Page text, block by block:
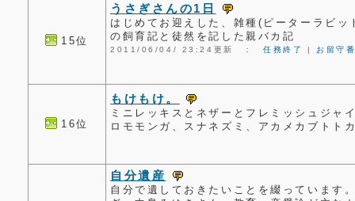
15位
うさぎさんの1日
はじめてお迎えした、雑種(ピーターラビ
の飼育記と徒然を記した親バカ記
2011/06/04/ 23:24更新 ：任務終了 | お留守
16位
もけもけ。
ミニレッキスとネザーとフレミッシュジャ
ロモモンガ、スナネズミ、アカメカブトト
自分遺産
自分で遺しておきたいことを綴っています